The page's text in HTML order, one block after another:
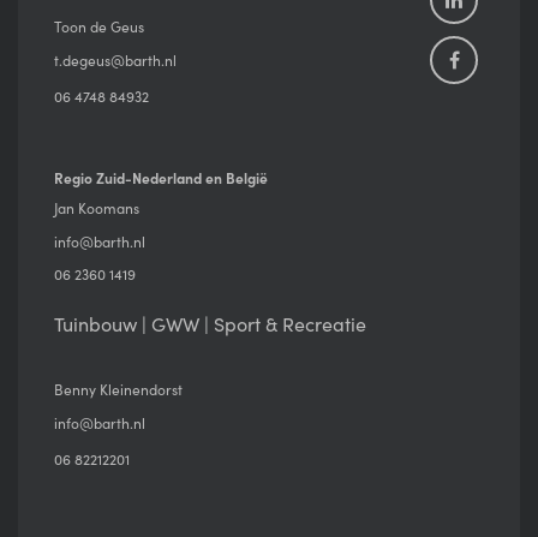
Toon de Geus
t.degeus@barth.nl
06 4748 84932
Regio Zuid-Nederland en België
Jan Koomans
info@barth.nl
06 2360 1419
Tuinbouw | GWW | Sport & Recreatie
Benny Kleinendorst
info@barth.nl
06 82212201